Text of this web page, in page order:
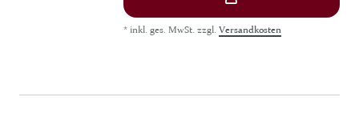
* inkl. ges. MwSt. zzgl. Versandkosten